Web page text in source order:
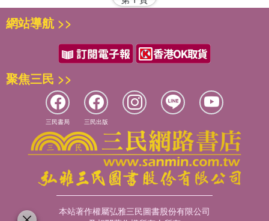
網站導航 >>
聚焦三民 >>
三民書局 三民出版
本站著作權屬弘雅三民圖書股份有限公司